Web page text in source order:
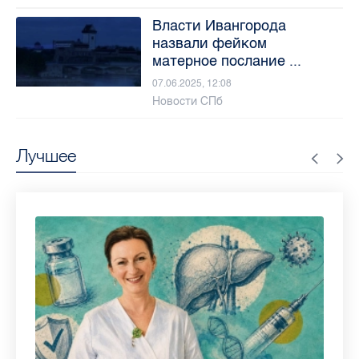
Власти Ивангорода
назвали фейком
матерное послание ...
07.06.2025, 12:08
Новости СПб
Лучшее